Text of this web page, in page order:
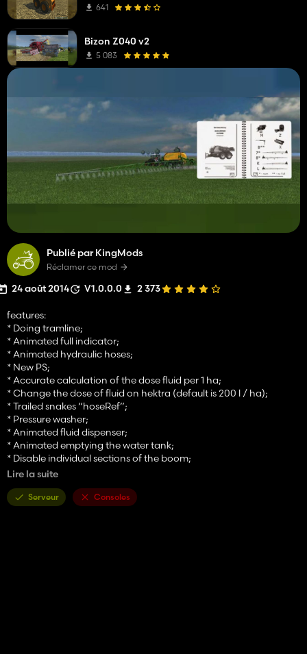
Publié par KingMods
Réclamer ce mod
24 août 2014 V1.0.0.0 2 373
features:
* Doing tramline;
* Animated full indicator;
* Animated hydraulic hoses;
* New PS;
* Accurate calculation of the dose fluid per 1 ha;
* Change the dose of fluid on hektra (default is 200 l / ha);
* Trailed snakes “hoseRef”;
* Pressure washer;
* Animated fluid dispenser;
* Animated emptying the water tank;
* Disable individual sections of the boom;
* Folding the left / right side of the boom;
Credits:
Edit: Siwus
Lire la suite
Serveur Consoles
641
Bizon Z040 v2
5 083